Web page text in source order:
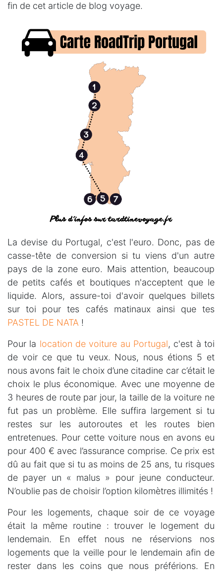
fin de cet article de blog voyage.
La devise du Portugal, c'est l'euro. Donc, pas de
casse-tête de conversion si tu viens d'un autre
pays de la zone euro. Mais attention, beaucoup
de petits cafés et boutiques n'acceptent que le
liquide. Alors, assure-toi d'avoir quelques billets
sur toi pour tes cafés matinaux ainsi que tes
PASTEL DE NATA !
Pour la location de voiture au Portugal, c'est à toi
de voir ce que tu veux. Nous, nous étions 5 et
nous avons fait le choix d’une citadine car c’était le
choix le plus économique. Avec une moyenne de
3 heures de route par jour, la taille de la voiture ne
fut pas un problème. Elle suffira largement si tu
restes sur les autoroutes et les routes bien
entretenues. Pour cette voiture nous en avons eu
pour 400 € avec l’assurance comprise. Ce prix est
dû au fait que si tu as moins de 25 ans, tu risques
de payer un « malus » pour jeune conducteur.
N’oublie pas de choisir l’option kilomètres illimités !
Pour les logements, chaque soir de ce voyage
était la même routine : trouver le logement du
lendemain. En effet nous ne réservions nos
logements que la veille pour le lendemain afin de
rester dans les coins que nous préférions. En